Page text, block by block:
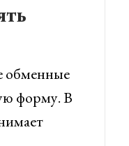
обменные
форму. В